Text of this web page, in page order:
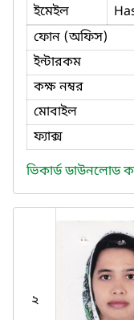
ইমেইল
ফোন (অফিস)
ইন্টারকম
কক্ষ নম্বর
মোবাইল
ফ্যাক্স
ভিকার্ড ডাউনলোড
২